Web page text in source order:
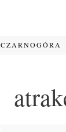
CZARNOGÓRA